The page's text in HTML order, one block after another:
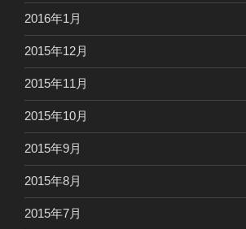
2016年1月
2015年12月
2015年11月
2015年10月
2015年9月
2015年8月
2015年7月